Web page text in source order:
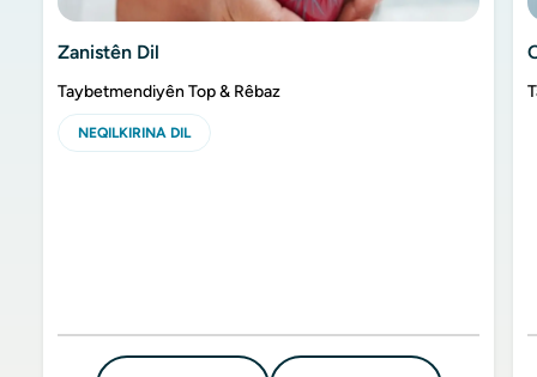
Zanistên Dil
Taybetmendiyên Top & Rêbaz
NEQILKIRINA DIL